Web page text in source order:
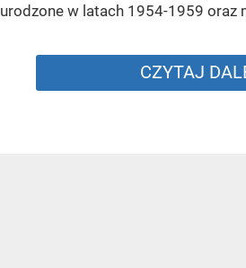
urodzone w latach 1954-1959 oraz
CZYTAJ